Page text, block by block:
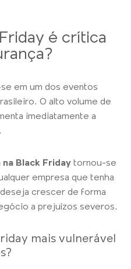
é crítica
em um dos eventos
O alto volume de
imediatamente a
Black Friday tornou-se
empresa que tenha
crescer de forma
a prejuízos severos.
mais vulnerável